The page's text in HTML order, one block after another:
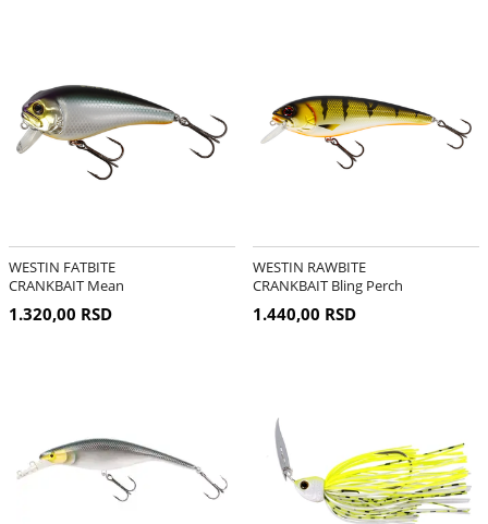
WESTIN FATBITE
CRANKBAIT Mean
Machine 5,5cm
1.320,00 RSD
WESTIN RAWBITE
CRANKBAIT Bling Perch
11cm
1.440,00 RSD